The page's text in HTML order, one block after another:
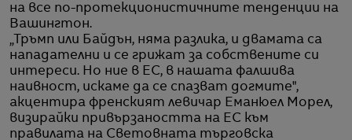
на все по-протекционистичните тенденции на
Вашингтон.
„Тръмп или Байдън, няма разлика, и двамата са
нападателни и се грижат за собствените си
интереси. Но ние в ЕС, в нашата фалшива
наивност, искаме да се спазват догмите",
акцентира френският левичар Еманюел Морел,
визирайки привързаността на ЕС към
правилата на Световната търговска